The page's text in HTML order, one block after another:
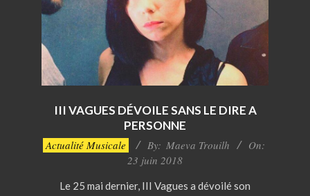
III VAGUES DÉVOILE SANS LE DIRE A
PERSONNE
2018-
Actualité Musicale By: Maeva Trouilh
On:
23 juin 2018
Le 25 mai dernier, III Vagues a dévoilé son